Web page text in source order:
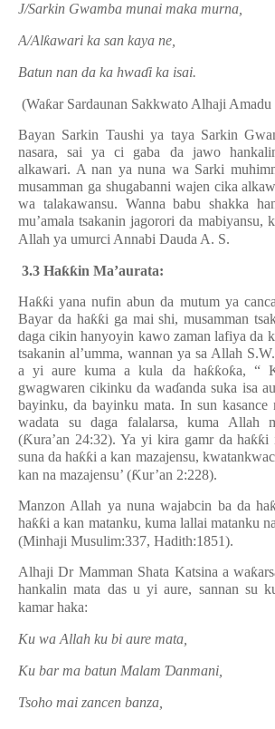
J/Sarkin Gwamba munai maka murna,
A/Alƙawari ka san kaya ne,
Batun nan da ka hwaɗi ka isai.
(Waƙar Sardaunan Sakkwato Alhaji
Bayan Sarkin Taushi ya taya Sarkin
nasara, sai ya ci gaba da jawo
alkawari. A nan ya nuna wa Sarki
musamman ga shugabanni wajen cika
wa talakawansu. Wanna babu shakka
mu’amala tsakanin jagorori da mabiyansu,
Allah ya umurci Annabi Dauda A. S.
3.3 Haƙƙin Ma’aurata:
Haƙƙi yana nufin abun da mutum ya
Bayar da haƙƙi ga mai shi, musamman
daga cikin hanyoyin kawo zaman lafiya da
tsakanin al’umma, wannan ya sa Allah
a yi aure kuma a kula da haƙƙoƙa, “
gwagwaren cikinku da waɗanda suka isa
bayinku, da bayinku mata. In sun kasance
wadata su daga falalarsa, kuma Allah
(Ƙura’an 24:32). Ya yi kira gamr da haƙƙi
suna da haƙƙi a kan mazajensu,
kan na mazajensu’ (Ƙur’an 2:228).
Manzon Allah ya nuna wajabcin ba da ha
haƙƙi a kan matanku, kuma lallai matanku
(Minhaji Musulim:337, Hadith:1851).
Alhaji Dr Mamman Shata Katsina a waƙ
hankalin mata das u yi aure, sannan su
kamar haka:
Ku wa Allah ku bi aure mata,
Ku bar ma batun Malam Ɗanmani,
Tsoho mai zancen banza,